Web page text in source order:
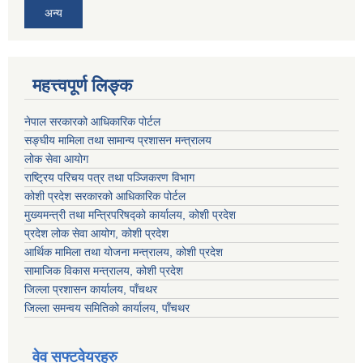
अन्य
महत्त्वपूर्ण लिङ्क
नेपाल सरकारको आधिकारिक पोर्टल
सङ्‍घीय मामिला तथा सामान्य प्रशासन मन्त्रालय
लोक सेवा आयोग
राष्ट्रिय परिचय पत्र तथा पञ्जिकरण विभाग
कोशी प्रदेश सरकारको आधिकारिक पोर्टल
मुख्यमन्त्री तथा मन्त्रिपरिषद्को कार्यालय, कोशी प्रदेश
प्रदेश लोक सेवा आयोग, कोशी प्रदेश
आर्थिक मामिला तथा योजना मन्त्रालय, कोशी प्रदेश
सामाजिक विकास मन्त्रालय, कोशी प्रदेश
जिल्ला प्रशासन कार्यालय, पाँचथर
जिल्ला समन्वय समितिको कार्यालय, पाँचथर
वेव सफ्टवेयरहरु